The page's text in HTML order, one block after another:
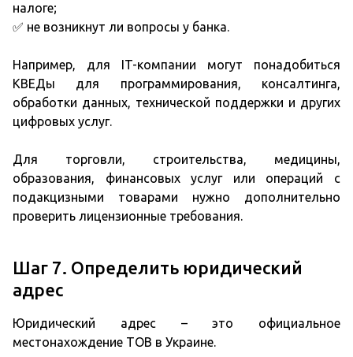
налоге;
✅ не возникнут ли вопросы у банка.
Например, для IT-компании могут понадобиться
КВЕДы для программирования, консалтинга,
обработки данных, технической поддержки и других
цифровых услуг.
Для торговли, строительства, медицины,
образования, финансовых услуг или операций с
подакцизными товарами нужно дополнительно
проверить лицензионные требования.
Шаг 7. Определить юридический
адрес
Юридический адрес – это официальное
местонахождение ТОВ в Украине.